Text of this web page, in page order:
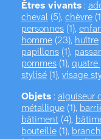
Êtres vivants:
cheval(5), chèvre
personnes(1),
homme(23), huître
papillons(1),
pommes(1), quatre
stylisé(1), visage
Objets: aiguiseur
métallique(1),
bâtiment (4),
bouteille(1),